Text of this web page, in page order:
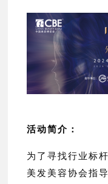
活动简介：
为了寻找行业标
美发美容协会指